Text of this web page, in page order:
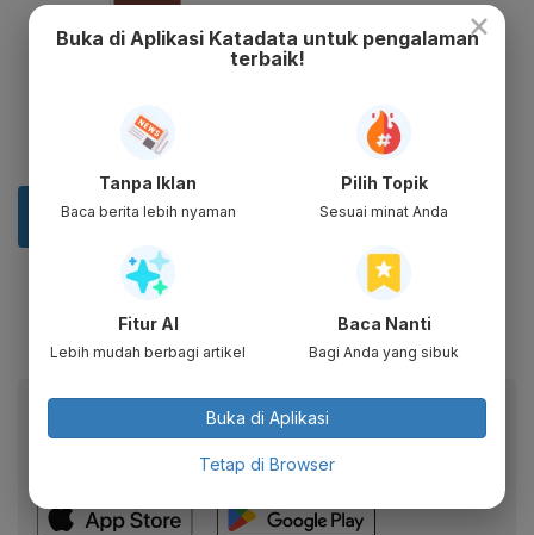
Baca artikel ini lewat aplikasi mobile.
Dapatkan pengalaman membaca lebih nyaman dan nikmati
fitur menarik lainnya lewat aplikasi mobile Katadata.
×
Buka di Aplikasi Katadata untuk pengalaman
terbaik!
Tanpa Iklan
Baca berita lebih nyaman
Pilih Topik
Sesuai minat Anda
Fitur AI
Lebih mudah berbagi artikel
Baca Nanti
Bagi Anda yang sibuk
Buka di Aplikasi
Tetap di Browser